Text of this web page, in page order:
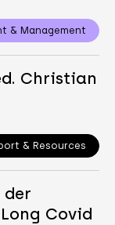
& Management
Christian
& Resources
Covid